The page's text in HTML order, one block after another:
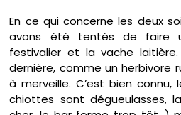
En ce qui concerne les deux
avons été tentés de faire
festivalier et la vache
dernière, comme un herbivore
à merveille. C’est bien connu,
chiottes sont dégueulasses,